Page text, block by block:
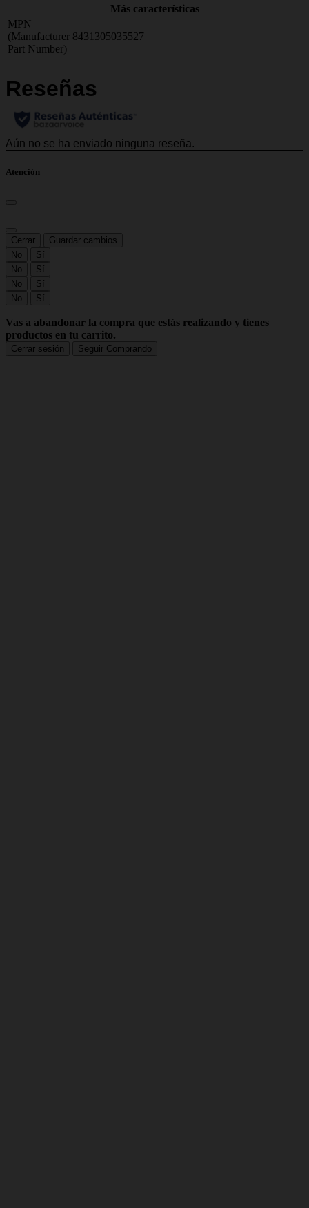
Más características
MPN
(Manufacturer
Part Number)
8431305035527
Atención
Cerrar
Guardar cambios
No
Sí
No
Sí
No
Sí
No
Sí
Vas a abandonar la compra que estás realizando y tienes
productos en tu carrito.
Cerrar sesión Seguir Comprando